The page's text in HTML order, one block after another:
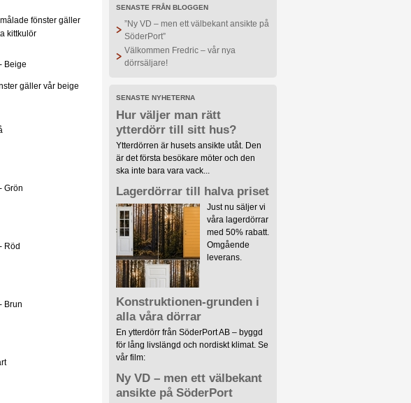
fönster gäller
kittkulör
Beige
gäller vår beige
Grön
Röd
Brun
SENASTE FRÅN BLOGGEN
”Ny VD – men ett välbekant ansikte på
SöderPort”
Välkommen Fredric – vår nya
dörrsäljare!
SENASTE NYHETERNA
Hur väljer man rätt
ytterdörr till sitt hus?
Ytterdörren är husets ansikte utåt. Den
är det första besökare möter och den
ska inte bara vara vack...
Lagerdörrar till halva priset
Just nu säljer vi
våra lagerdörrar
med 50% rabatt.
Omgående
leverans.
Konstruktionen-grunden i
alla våra dörrar
En ytterdörr från SöderPort AB – byggd
för lång livslängd och nordiskt klimat. Se
vår film:
Ny VD – men ett välbekant
ansikte på SöderPort